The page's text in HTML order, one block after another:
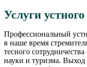
Услуги
Профессиональный
в наше время
тесного
науки и туризма.